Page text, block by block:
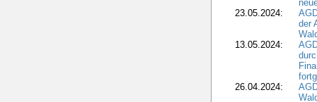
23.05.2024:
der
13.05.2024:
26.04.2024: